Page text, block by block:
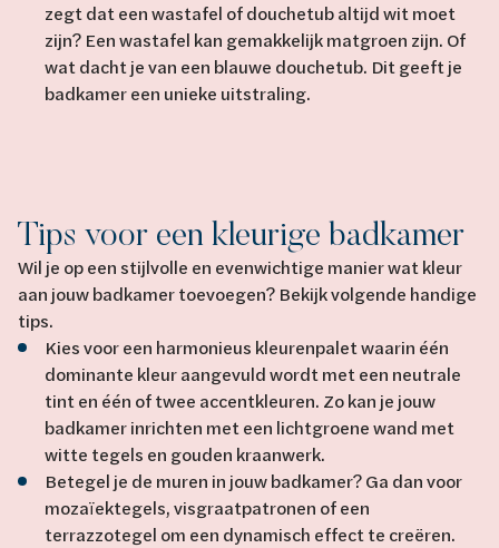
zegt dat een wastafel of douchetub altijd wit moet
zijn? Een wastafel kan gemakkelijk matgroen zijn. Of
wat dacht je van een blauwe douchetub. Dit geeft je
badkamer een unieke uitstraling.
Tips voor een kleurige badkamer
Wil je op een stijlvolle en evenwichtige manier wat kleur
aan jouw badkamer toevoegen? Bekijk volgende handige
tips.
Kies voor een harmonieus kleurenpalet waarin één
dominante kleur aangevuld wordt met een neutrale
tint en één of twee accentkleuren. Zo kan je jouw
badkamer inrichten met een lichtgroene wand met
witte tegels en gouden kraanwerk.
Betegel je de muren in jouw badkamer? Ga dan voor
mozaïektegels, visgraatpatronen of een
terrazzotegel om een dynamisch effect te creëren.